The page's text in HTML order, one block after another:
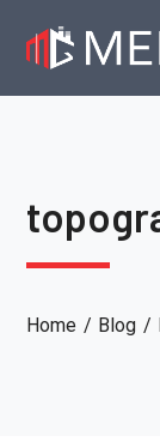
Home Blog